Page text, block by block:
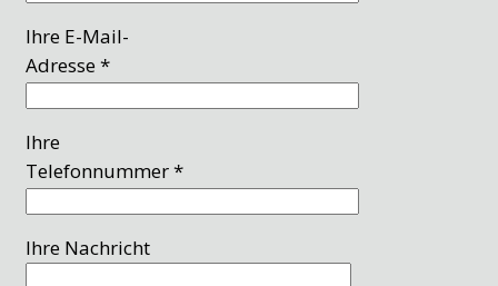
Ihre E-Mail-
Adresse *
Ihre
Telefonnummer *
Ihre Nachricht